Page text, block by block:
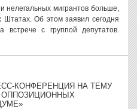
нелегальных мигрантов больше,
Об этом заявил сегодня
с группой депутатов.
КОНФЕРЕНЦИЯ НА ТЕМУ
ОППОЗИЦИОННЫХ